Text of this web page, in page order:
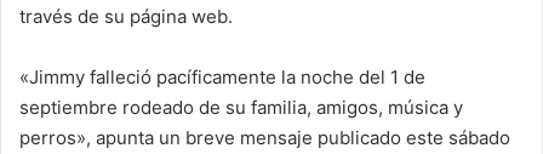
través de su página web.
«Jimmy falleció pacíficamente la noche del 1 de
septiembre rodeado de su familia, amigos, música y
perros», apunta un breve mensaje publicado este sábado